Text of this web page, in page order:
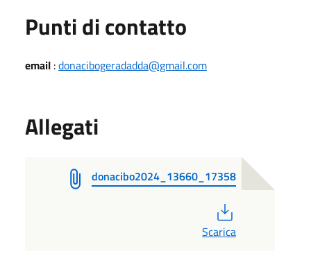
Punti di contatto
email :donacibogeradadda@gmail.com
Allegati
donacibo2024_13660_17358
Scarica